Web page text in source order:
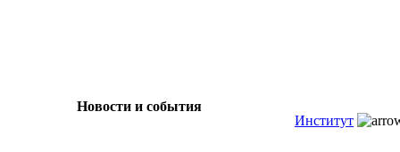
Новости и события
Институт